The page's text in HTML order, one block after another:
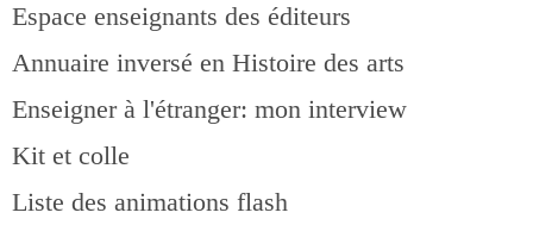
Espace enseignants des éditeurs
Annuaire inversé en Histoire des arts
Enseigner à l'étranger: mon interview
Kit et colle
Liste des animations flash